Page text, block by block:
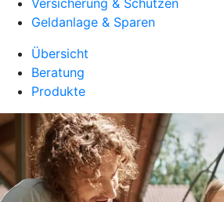
Versicherung & Schützen
Geldanlage & Sparen
Übersicht
Beratung
Produkte